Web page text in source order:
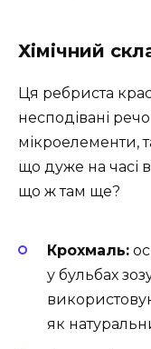
Хімічний
Ця ребриста
несподівані
мікроелементи,
що дуже на часі в
що ж там ще?
Крохмаль:
у бульбах
як